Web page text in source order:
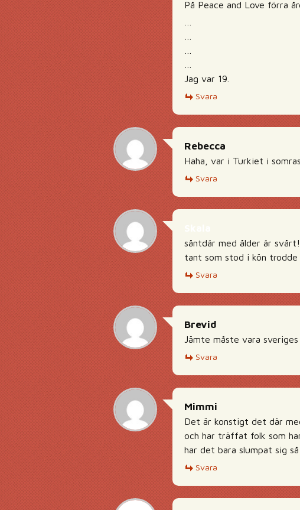
På Peace and Love förra
Jag var 19.
Svara
Rebecca
Haha, var i Turkiet i
Svara
såntdär med ålder är
tant som stod i kön trodde
Svara
Brevid
Jämte måste vara
Svara
Mimmi
Det är konstigt det där
och har träffat folk som
har det bara slumpat sig
Svara